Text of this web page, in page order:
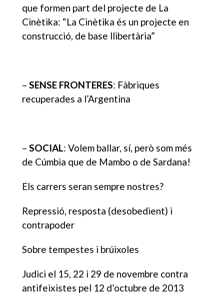
que formen part del projecte de La
Cinètika: “La Cinètika és un projecte en
construcció, de base llibertària”
–SENSE FRONTERES: Fàbriques
recuperades a l’Argentina
–SOCIAL: Volem ballar, sí, però som més
de Cúmbia que de Mambo o de Sardana!
Els carrers seran sempre nostres?
Repressió, resposta (desobedient) i
contrapoder
Sobre tempestes i brúixoles
Judici el 15, 22 i 29 de novembre contra
antifeixistes pel 12 d’octubre de 2013